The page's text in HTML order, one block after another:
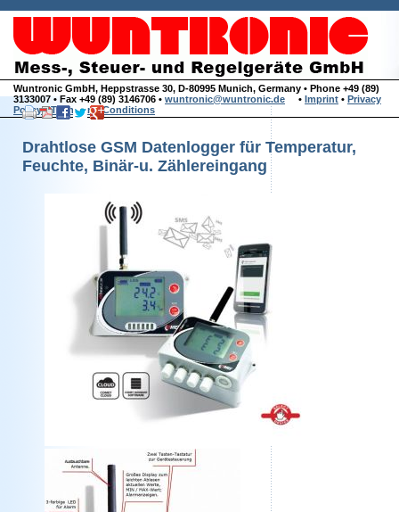
Wuntronic GmbH, Heppstrasse 30, D-80995 Munich, Germany • Phone +49 (89)
3133007 • Fax +49 (89) 3146706 • wuntronic@wuntronic.de • Imprint • Privacy
Policy•Terms and Conditions
Drahtlose GSM Datenlogger für Temperatur,
Feuchte, Binär-u. Zählereingang